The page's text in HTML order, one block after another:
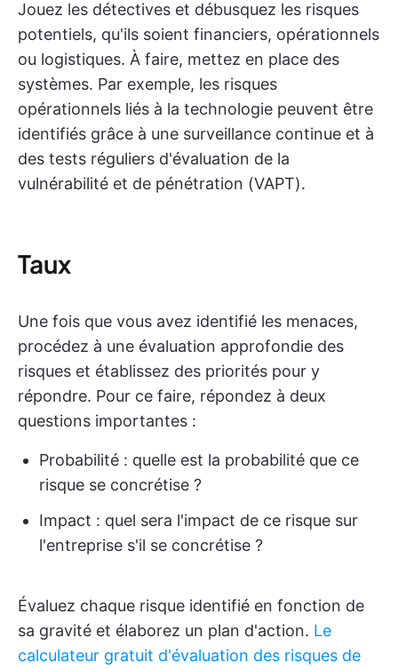
Jouez les détectives et débusquez les risques
potentiels, qu'ils soient financiers, opérationnels
ou logistiques. À faire, mettez en place des
systèmes. Par exemple, les risques
opérationnels liés à la technologie peuvent être
identifiés grâce à une surveillance continue et à
des tests réguliers d'évaluation de la
vulnérabilité et de pénétration (VAPT).
Taux
Une fois que vous avez identifié les menaces,
procédez à une évaluation approfondie des
risques et établissez des priorités pour y
répondre. Pour ce faire, répondez à deux
questions importantes :
Probabilité : quelle est la probabilité que ce
risque se concrétise ?
Impact : quel sera l'impact de ce risque sur
l'entreprise s'il se concrétise ?
Évaluez chaque risque identifié en fonction de
sa gravité et élaborez un plan d'action. Le
calculateur gratuit d'évaluation des risques de